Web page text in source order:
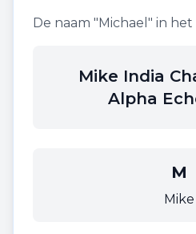
De naam "Michael " in het
Mike India
Alpha
M
Mike